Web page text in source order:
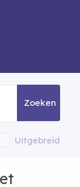
Zoeken
Uitgebreid